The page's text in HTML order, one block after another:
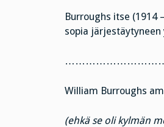
Burroughs itse (1914
sopia järjestäytyneen
William Burroughs
(ehkä se oli kylmän